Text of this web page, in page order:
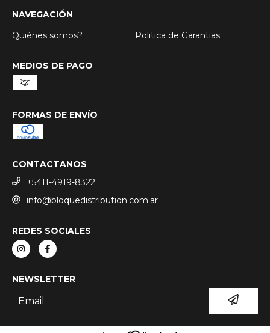
NAVEGACIÓN
Quiénes somos?
Politica de Garantias
MEDIOS DE PAGO
FORMAS DE ENVÍO
CONTACTANOS
+5411-4919-8322
info@bloquedistribution.com.ar
REDES SOCIALES
NEWSLETTER